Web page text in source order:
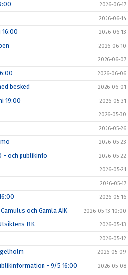
2026-06-17
2026-06-14
16:00 2026-06-13
2026-06-10
2026-06-07
2026-06-06
besked 2026-06-01
19:00 2026-05-31
2026-05-30
2026-05-26
2026-05-23
- och publikinfo 2026-05-22
2026-05-21
2026-05-17
2026-05-16
och Gamla AIK 2026-05-13 10:00
BK 2026-05-13
2026-05-12
2026-05-09
- 9/5 16:00 2026-05-08